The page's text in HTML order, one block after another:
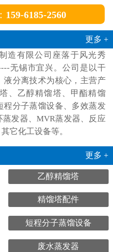
159-6185-2560
更多 +
造有限公司座落于风光秀
无锡市宜兴。公司是以干
分离技术为核心，主营产
、乙醇精馏塔、甲酯精馏
分子蒸馏设备、多效蒸发
发器、MVR蒸发器、反应
它化工设备等。
更多 +
乙醇精馏塔
精馏塔配件
短程分子蒸馏设备
废水蒸发器